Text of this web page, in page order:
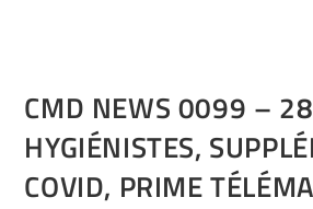
CMD NEWS 0099 –
HYGIÉNISTES,
COVID, PRIME